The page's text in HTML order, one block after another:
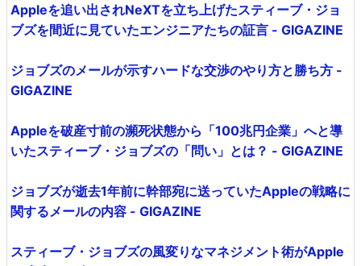
Appleを追い出されNeXTを立ち上げたスティーブ・ジョ
ブズを間近に見ていたエンジニアたちの証言 - GIGAZINE
ジョブズのメールが示すハードな交渉のやり方と勝ち方 -
GIGAZINE
Appleを破産寸前の瀕死状態から「100兆円企業」へと導
いたスティーブ・ジョブズの「問い」とは？ - GIGAZINE
ジョブズが逝去1年前に幹部宛に送っていたAppleの戦略に
関するメールの内容 - GIGAZINE
スティーブ・ジョブズの風変りなマネジメント術がApple